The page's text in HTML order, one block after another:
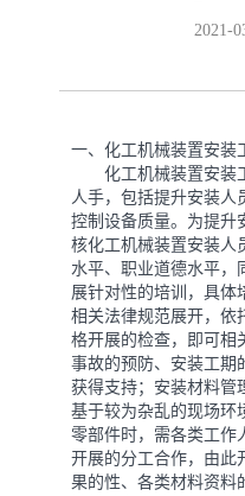
2021-
一、化工机械装置安装
化工机械装置安装
人手，包括提升安装人
控制设备质量。为提升
核化工机械装置安装人
水平、职业道德水平，
展针对性的培训，具体
相关法律规范展开，依
格开展的检查，即可相
事故的预防、安装工期
获得支持；安装材料管
基于较为杂乱的现场环
零部件时，需各类工作
开展的分工合作，由此
果的性、各类材料资料